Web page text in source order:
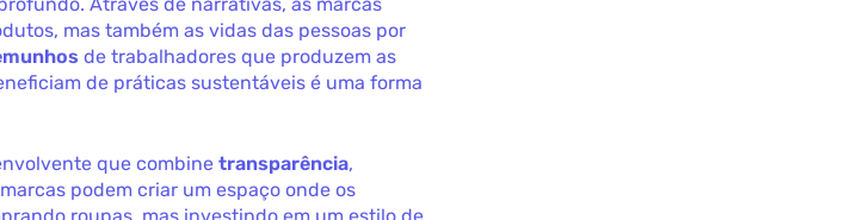
mas também as vidas das pessoas por
de trabalhadores que produzem as
de práticas sustentáveis é uma forma
que combinetransparência,
podem criar um espaço onde os
roupas, mas investindo em um estilo de